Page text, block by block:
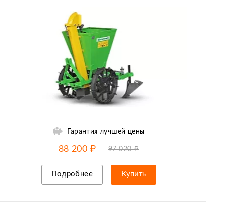
Гарантия лучшей цены
-10% от цены до08.08
88 200 ₽ 97 020 ₽
Подробнее Купить